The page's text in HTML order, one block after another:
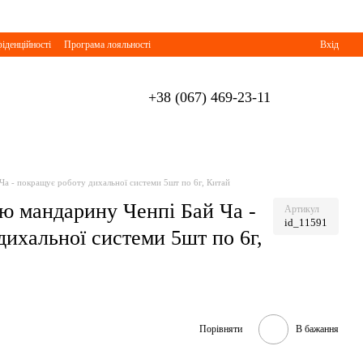
Програма лояльності Вхід
+38 (067) 469-23-11
- покращує роботу дихальної системи 5шт по 6г, Китай
мандарину Ченпі Бай Ча -
системи 5шт по 6г,
Артикул
id_11591
Порівняти В бажання